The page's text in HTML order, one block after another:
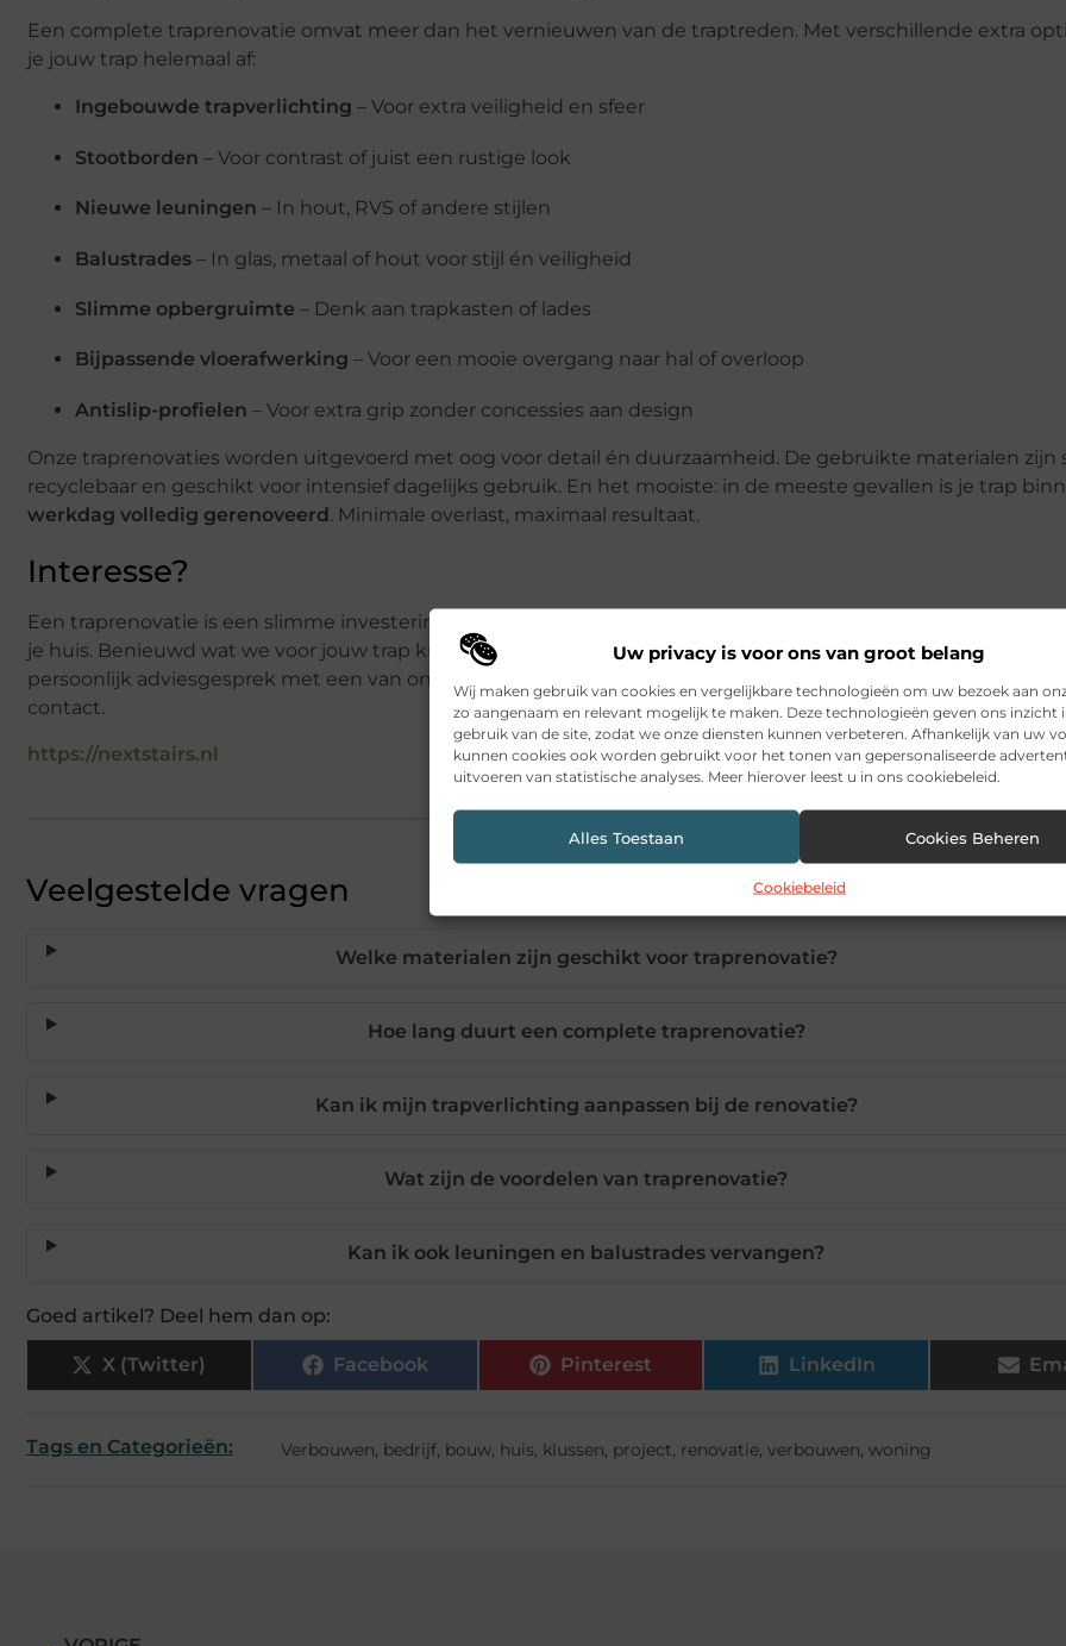
Uw privacy is voor ons van groot belang
Wij maken gebruik van cookies en vergelijkbare technologieën om uw bezoek aan
zo aangenaam en relevant mogelijk te maken. Deze technologieën geven ons inzicht
gebruik van de site, zodat we onze diensten kunnen verbeteren. Afhankelijk van uw
kunnen cookies ook worden gebruikt voor het tonen van gepersonaliseerde
uitvoeren van statistische analyses. Meer hierover leest u in ons cookiebeleid.
Alles Toestaan Cookies Beheren
Cookiebeleid
Een complete traprenovatie omvat meer dan het vernieuwen van de traptreden. Met verschillende extra
je jouw trap helemaal af:
Ingebouwde trapverlichting – Voor extra veiligheid en sfeer
Stootborden – Voor contrast of juist een rustige look
Nieuwe leuningen – In hout, RVS of andere stijlen
Balustrades – In glas, metaal of hout voor stijl én veiligheid
Slimme opbergruimte – Denk aan trapkasten of lades
Bijpassende vloerafwerking – Voor een mooie overgang naar hal of overloop
Antislip-profielen – Voor extra grip zonder concessies aan design
Onze traprenovaties worden uitgevoerd met oog voor detail én duurzaamheid. De gebruikte materialen zijn
recyclebaar en geschikt voor intensief dagelijks gebruik. En het mooiste: in de meeste gevallen is je trap
werkdag volledig gerenoveerd. Minimale overlast, maximaal resultaat.
Interesse?
Een traprenovatie is een slimme investering in je woning. Het verhoogt de uitstraling, het comfort én de
je huis. Benieuwd wat we voor jouw trap kunnen betekenen? Vraag een vrijblijvende offerte aan of plan direct
persoonlijk adviesgesprek met een van onze trapexperts. Bezoek
contact.
https://nextstairs.nl
Veelgestelde vragen
Welke materialen zijn geschikt voor traprenovatie?
Hoe lang duurt een complete traprenovatie?
Kan ik mijn trapverlichting aanpassen bij de renovatie?
Wat zijn de voordelen van traprenovatie?
Kan ik ook leuningen en balustrades vervangen?
Goed artikel? Deel hem dan op:
X (Twitter) Facebook Pinterest LinkedIn
Tags en Categorieën: Verbouwen, bedrijf, bouw, huis, klussen, project, renovatie, verbouwen, woning